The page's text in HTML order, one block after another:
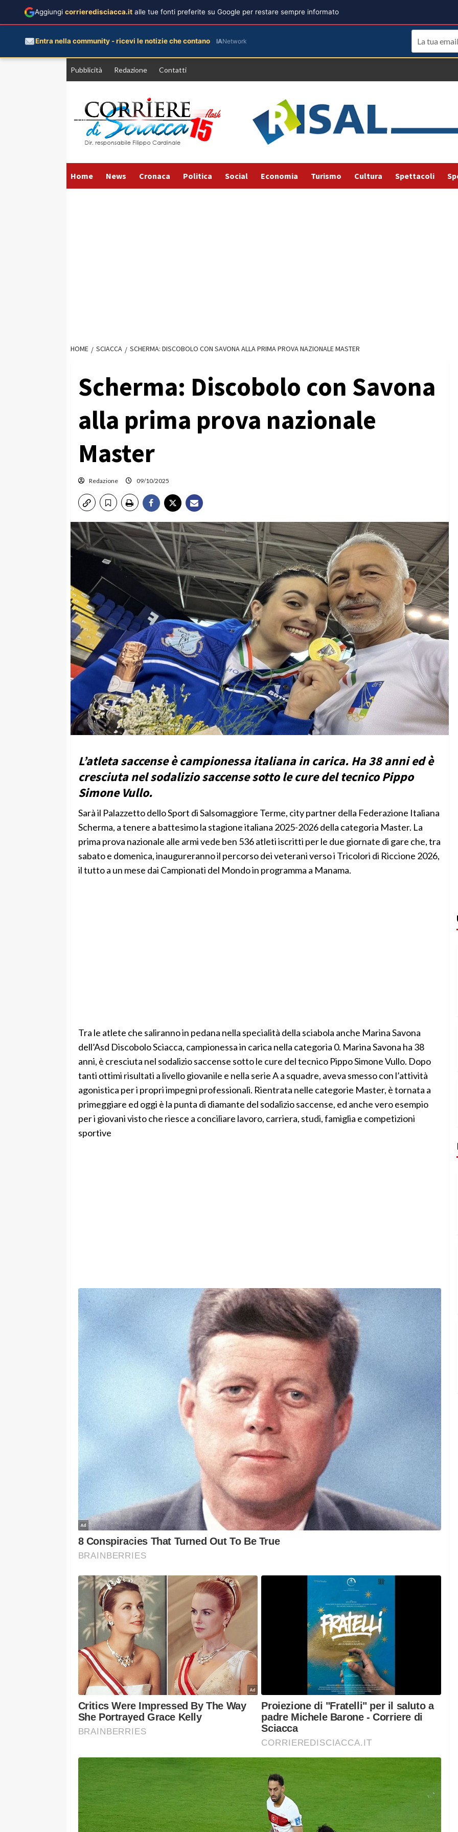
Pubblicità Redazione Contatti
Home News Cronaca Politica Social Economia Turismo Cultura Spettacoli
HOME SCIACCA SCHERMA: DISCOBOLO CON SAVONA ALLA PRIMA PROVA NAZIONALE MASTER
Scherma: Discobolo con Savona
alla prima prova nazionale
Master
Redazione 09/10/2025
L’atleta saccense è campionessa italiana in carica. Ha 38 anni ed è
cresciuta nel sodalizio saccense sotto le cure del tecnico Pippo
Simone Vullo.
Sarà il Palazzetto dello Sport di Salsomaggiore Terme, city partner della Federazione Italiana
Scherma, a tenere a battesimo la stagione italiana 2025-2026 della categoria Master. La
prima prova nazionale alle armi vede ben 536 atleti iscritti per le due giornate di gare che, tra
sabato e domenica, inaugureranno il percorso dei veterani verso i Tricolori di Riccione 2026,
il tutto a un mese dai Campionati del Mondo in programma a Manama.
Tra le atlete che saliranno in pedana nella specialità della sciabola anche Marina Savona
dell’Asd Discobolo Sciacca, campionessa in carica nella categoria 0. Marina Savona ha 38
anni, è cresciuta nel sodalizio saccense sotto le cure del tecnico Pippo Simone Vullo. Dopo
tanti ottimi risultati a livello giovanile e nella serie A a squadre, aveva smesso con l’attività
agonistica per i propri impegni professionali. Rientrata nelle categorie Master, è tornata a
primeggiare ed oggi è la punta di diamante del sodalizio saccense, ed anche vero esempio
per i giovani visto che riesce a conciliare lavoro, carriera, studi, famiglia e competizioni
sportive
Aggiungi corrieredisciacca.it alle tue fonti preferite su Google per restare sempre informato
Entra nella community - ricevi le notizie che contano IANetwork